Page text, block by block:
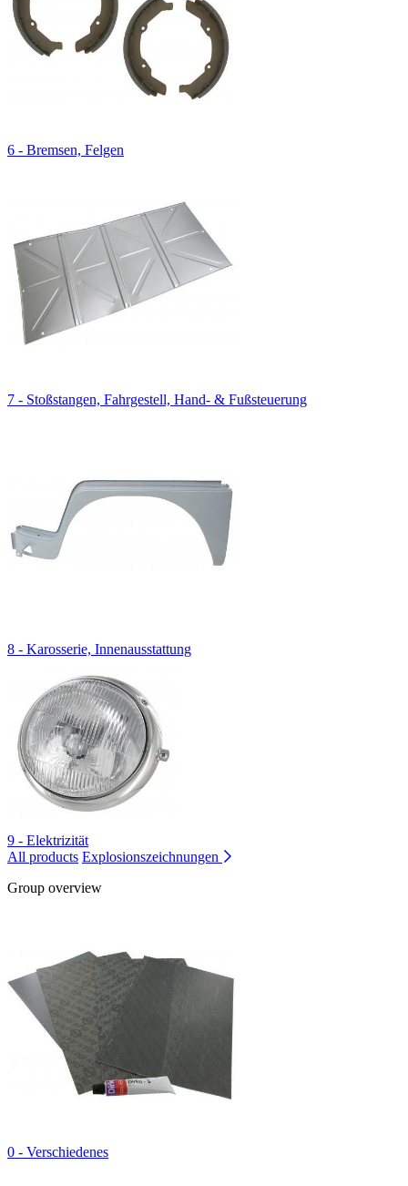
6 - Bremsen, Felgen
7 - Stoßstangen, Fahrgestell, Hand- & Fußsteuerung
8 - Karosserie, Innenausstattung
9 - Elektrizität
All products Explosionszeichnungen
Group overview
0 - Verschiedenes